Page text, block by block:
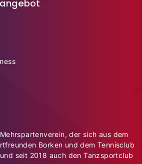
der sich aus dem
Borken und dem Tennisclub
seit 2018 auch den Tanzsportclub